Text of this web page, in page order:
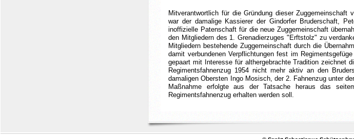
Mitverantwortlich für die Gründung dieser Zuggemeinschaft
war der damalige Kassierer der Gindorfer Bruderschaft,
inoffizielle Patenschaft für die neue Zuggemeinschaft
den Mitgliedern des 1. Grenadierzuges "Erftstolz" zu
Mitgliedern bestehende Zuggemeinschaft durch die
damit verbundenen Verpflichtungen fest im
gepaart mit Interesse für althergebrachte Tradition zeichnet
Regimentsfahnenzug 1954 nicht mehr aktiv an den
damaligen Obersten Ingo Mosisch, der 2. Fahnenzug unter
Maßnahme erfolgte aus der Tatsache heraus das
Regimentsfahnenzug erhalten werden soll.